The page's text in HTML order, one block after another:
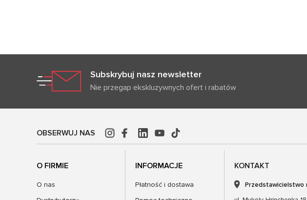
Subskrybuj nasz newsletter
Nie przegap ekskluzywnych ofert i rabatów
OBSERWUJ NAS
O FIRMIE
O nas
INFORMACJE
Płatność i dostawa
KONTAKT
Przedstawicielstwo